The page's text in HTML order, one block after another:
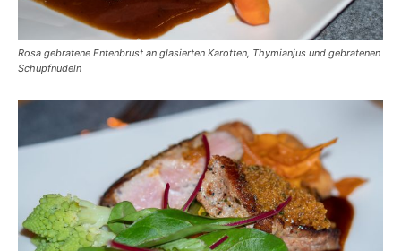
Rosa gebratene Entenbrust an glasierten Karotten, Thymianjus und gebratenen
Schupfnudeln